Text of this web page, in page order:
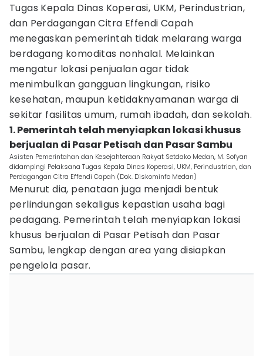
Tugas Kepala Dinas Koperasi, UKM, Perindustrian,
dan Perdagangan Citra Effendi Capah
menegaskan pemerintah tidak melarang warga
berdagang komoditas nonhalal. Melainkan
mengatur lokasi penjualan agar tidak
menimbulkan gangguan lingkungan, risiko
kesehatan, maupun ketidaknyamanan warga di
sekitar fasilitas umum, rumah ibadah, dan sekolah.
1. Pemerintah telah menyiapkan lokasi khusus
berjualan di Pasar Petisah dan Pasar Sambu
Asisten Pemerintahan dan Kesejahteraan Rakyat Setdako Medan, M. Sofyan
didampingi Pelaksana Tugas Kepala Dinas Koperasi, UKM, Perindustrian, dan
Perdagangan Citra Effendi Capah (Dok. Diskominfo Medan)
Menurut dia, penataan juga menjadi bentuk
perlindungan sekaligus kepastian usaha bagi
pedagang. Pemerintah telah menyiapkan lokasi
khusus berjualan di Pasar Petisah dan Pasar
Sambu, lengkap dengan area yang disiapkan
pengelola pasar.